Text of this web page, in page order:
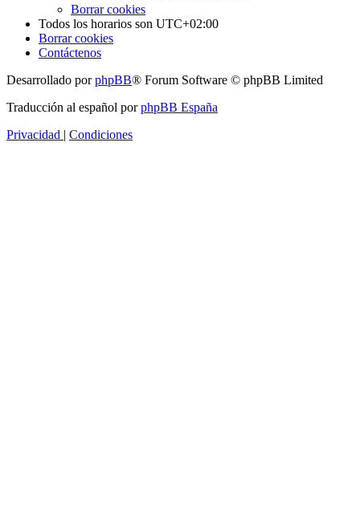
Borrar cookies
Todos los horarios son UTC+02:00
Borrar cookies
Contáctenos
Desarrollado porphpBB® Forum Software © phpBB Limited
Traducción al español porphpBB España
Privacidad
Condiciones